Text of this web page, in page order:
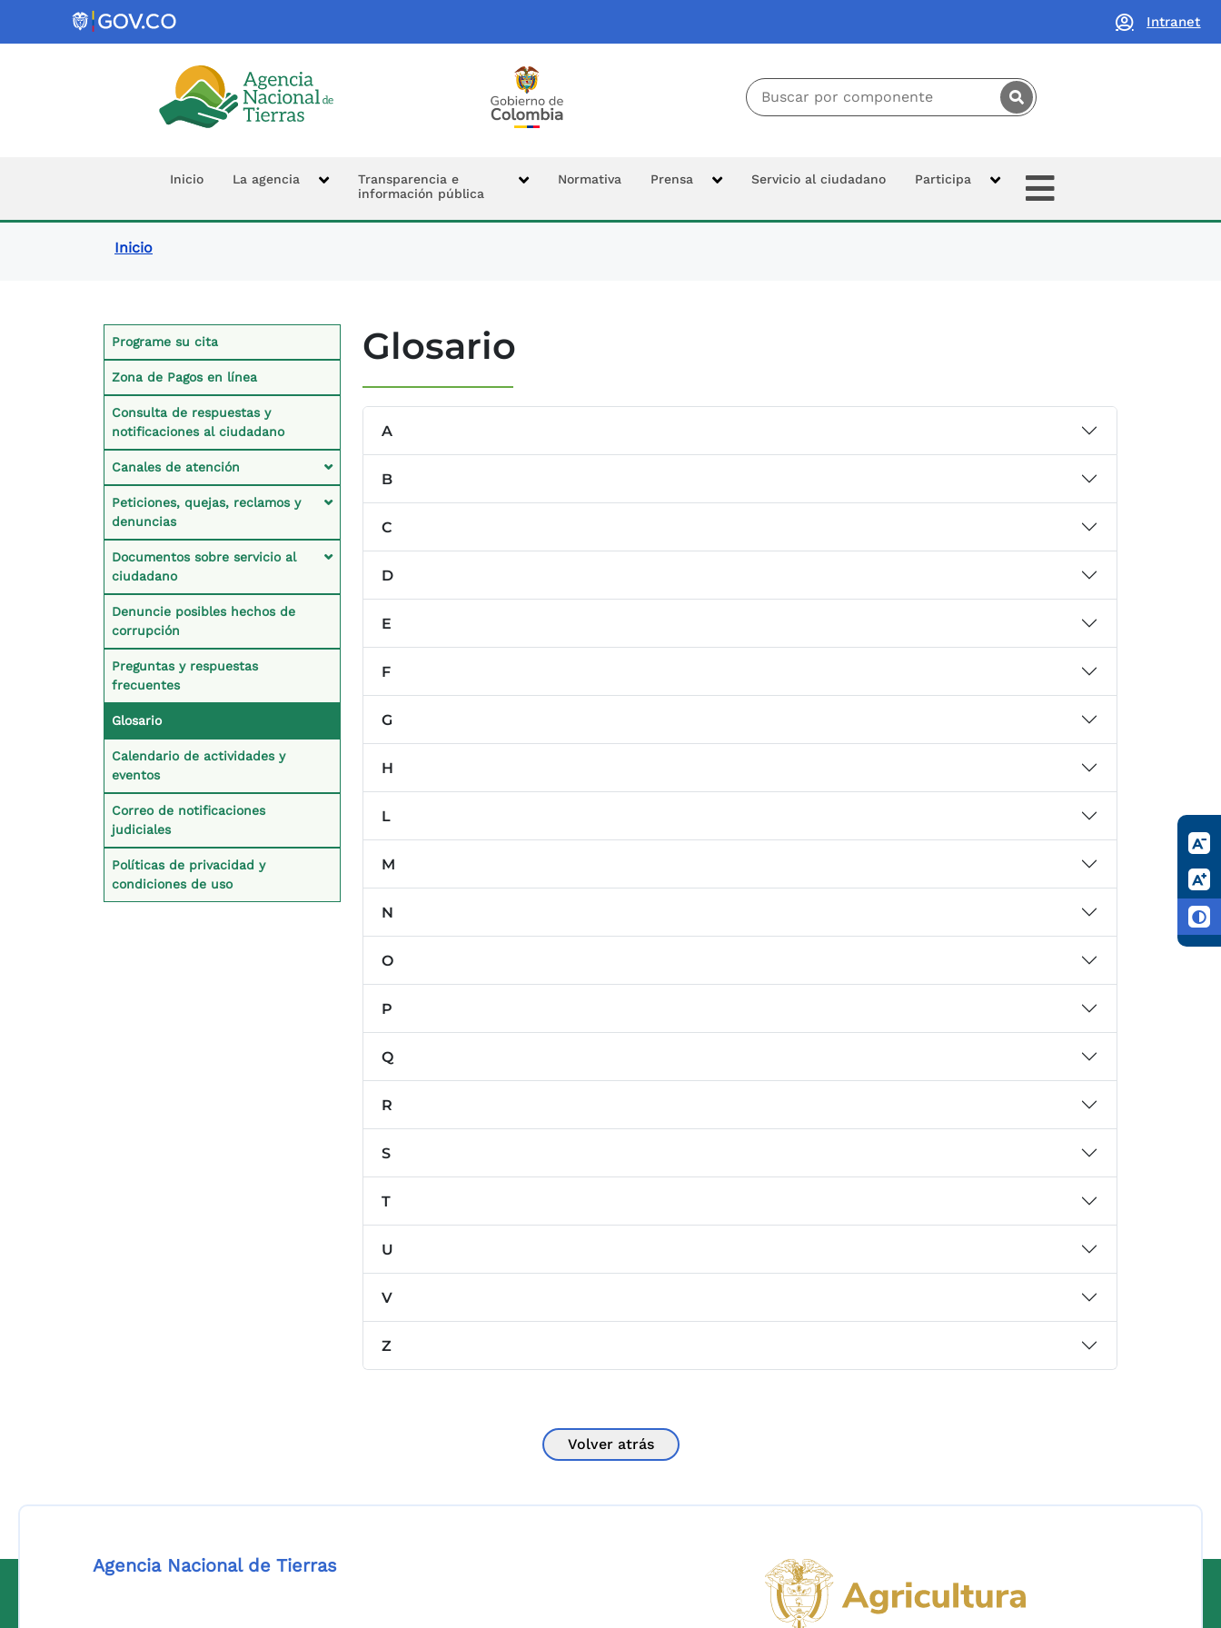
Intranet
Logo de la Agencia Nacional de Tierras
Buscador principal:
Navegación principal
Inicio La agencia
Transparencia e
información pública
Normativa Prensa Servicio al ciudadano Participa Extras
Ruta de navegación
Inicio
Contexto Servicio al Ciudadano
Programe su cita
Zona de Pagos en línea
Consulta de respuestas y
notificaciones al ciudadano
Canales de atención
Peticiones, quejas, reclamos y
denuncias
Documentos sobre servicio al
ciudadano
Denuncie posibles hechos de
corrupción
Preguntas y respuestas
frecuentes
Glosario
Calendario de actividades y
eventos
Correo de notificaciones
judiciales
Políticas de privacidad y
condiciones de uso
Glosario
A
B
C
D
E
F
G
H
L
M
N
O
P
Q
R
S
T
U
V
Z
Volver atrás
Agencia Nacional de Tierras